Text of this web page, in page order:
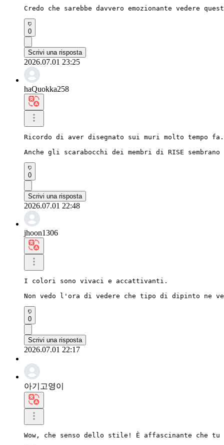
Credo che sarebbe davvero emozionante vedere
0
Scrivi una risposta
2026.07.01 23:25
haQuokka258
Ricordo di aver disegnato sui muri molto tempo fa.
Anche gli scarabocchi dei membri di RISE
0
Scrivi una risposta
2026.07.01 22:48
jhoon1306
I colori sono vivaci e accattivanti.
Non vedo l'ora di vedere che tipo di dipinto ne
0
Scrivi una risposta
2026.07.01 22:17
아기고영이
Wow, che senso dello stile! È affascinante che